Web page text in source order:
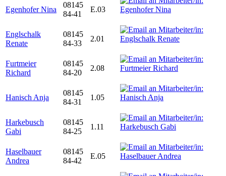
Egenhofer Nina
08145
84-41
E.03
Englschalk
Renate
08145
84-33
2.01
Furtmeier
Richard
08145
84-20
2.08
Hanisch Anja
08145
84-31
1.05
Harkebusch
Gabi
08145
84-25
1.11
Haselbauer
Andrea
08145
84-42
E.05